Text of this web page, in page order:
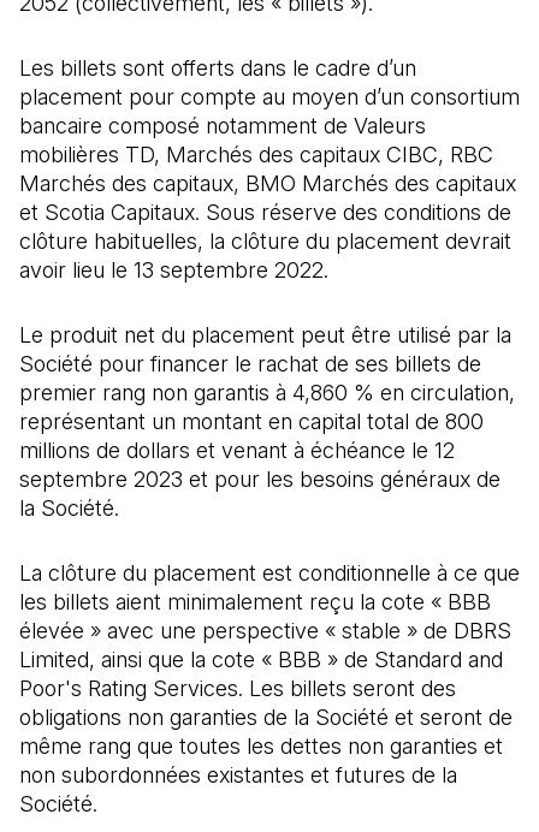
Les billets sont offerts dans le cadre d’un
placement pour compte au moyen d’un consortium
bancaire composé notamment de Valeurs
mobilières TD, Marchés des capitaux CIBC, RBC
Marchés des capitaux, BMO Marchés des capitaux
et Scotia Capitaux. Sous réserve des conditions de
clôture habituelles, la clôture du placement devrait
avoir lieu le 13 septembre 2022.
Le produit net du placement peut être utilisé par la
Société pour financer le rachat de ses billets de
premier rang non garantis à 4,860 % en circulation,
représentant un montant en capital total de 800
millions de dollars et venant à échéance le 12
septembre 2023 et pour les besoins généraux de
la Société.
La clôture du placement est conditionnelle à ce que
les billets aient minimalement reçu la cote « BBB
élevée » avec une perspective « stable » de DBRS
Limited, ainsi que la cote « BBB » de Standard and
Poor's Rating Services. Les billets seront des
obligations non garanties de la Société et seront de
même rang que toutes les dettes non garanties et
non subordonnées existantes et futures de la
Société.